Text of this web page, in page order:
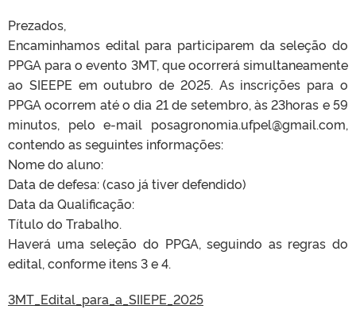
Prezados,
Encaminhamos edital para participarem da seleção do
PPGA para o evento 3MT, que ocorrerá simultaneamente
ao SIEEPE em outubro de 2025. As inscrições para o
PPGA ocorrem até o dia 21 de setembro, às 23horas e 59
minutos, pelo e-mail posagronomia.ufpel@gmail.com,
contendo as seguintes informações:
Nome do aluno:
Data de defesa: (caso já tiver defendido)
Data da Qualificação:
Título do Trabalho.
Haverá uma seleção do PPGA, seguindo as regras do
edital, conforme itens 3 e 4.
3MT_Edital_para_a_SIIEPE_2025